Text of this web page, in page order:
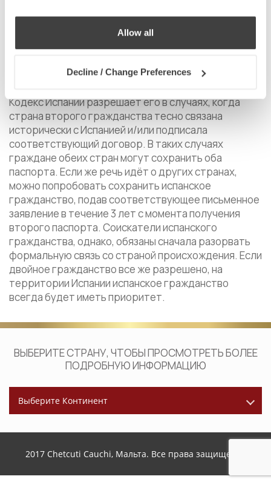
Allow all
Decline / Change Preferences
ДВОЙНОЕ ГРАЖДАНСТВО В
ИСПАНИИ
Кодекс Испании разрешает его в случаях, когда
страна второго гражданства тесно связана
исторически с Испанией и/или подписала
соответствующий договор. В таких случаях
граждане обеих стран могут сохранить оба
паспорта. Если же речь идёт о других странах,
можно попробовать сохранить испанское
гражданство, подав соответствующее письменное
заявление в течение 3 лет с момента получения
второго паспорта. Соискатели испанского
гражданства, однако, обязаны сначала разорвать
формальную связь со страной происхождения. Если
двойное гражданство все же разрешено, на
территории Испании испанское гражданство
всегда будет иметь приоритет.
ВЫБЕРИТЕ СТРАНУ, ЧТОБЫ ПРОСМОТРЕТЬ БОЛЕЕ
ПОДРОБНУЮ ИНФОРМАЦИЮ
Выберите Континент
2017 Chetcuti Cauchi, Мальта. Все права защищены.